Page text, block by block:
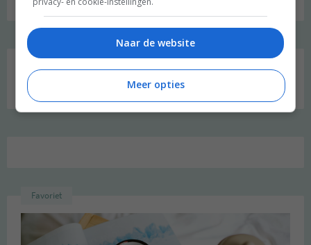
Zoeken
naar:
Favoriet
Naar de website
Meer opties